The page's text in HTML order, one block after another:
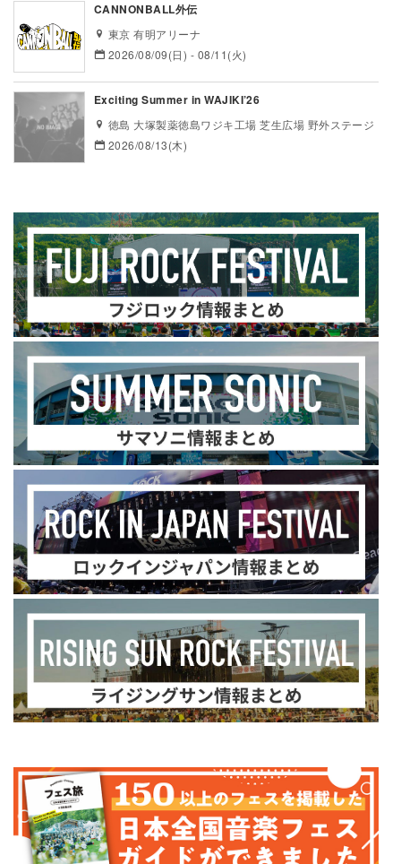
CANNONBALL外伝
東京 有明アリーナ
2026/08/09(日) - 08/11(火)
Exciting Summer in WAJIKI’26
徳島 大塚製薬徳島ワジキ工場 芝生広場 野外ステージ
2026/08/13(木)